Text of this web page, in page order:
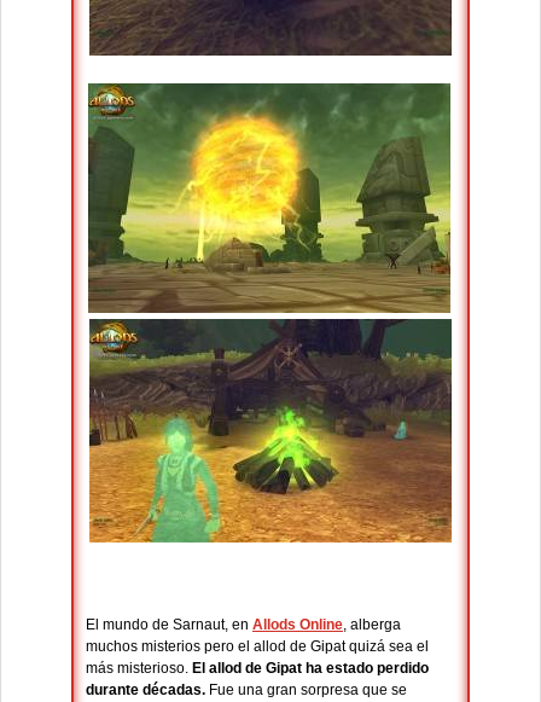
El mundo de Sarnaut, en Allods Online, alberga
muchos misterios pero el allod de Gipat quizá sea el
más misterioso. El allod de Gipat ha estado perdido
durante décadas. Fue una gran sorpresa que se